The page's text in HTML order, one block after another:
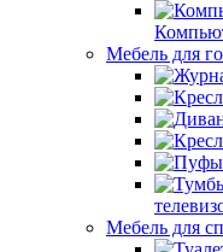
Мебель для
Мебель для